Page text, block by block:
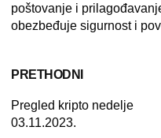
poštovanje i
obezbeđuje sigurnost i
PRETHODNI
Pregled kripto nedelje
03.11.2023.